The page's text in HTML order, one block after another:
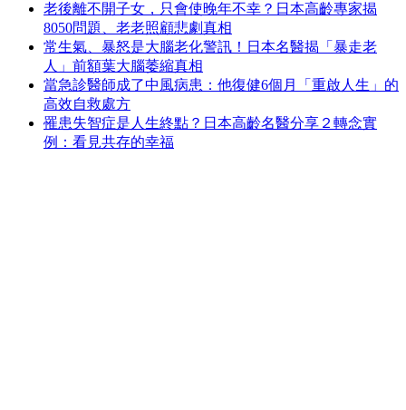
老後離不開子女，只會使晚年不幸？日本高齡專家揭
8050問題、老老照顧悲劇真相
常生氣、暴怒是大腦老化警訊！日本名醫揭「暴走老
人」前額葉大腦萎縮真相
當急診醫師成了中風病患：他復健6個月「重啟人生」的
高效自救處方
罹患失智症是人生終點？日本高齡名醫分享２轉念實
例：看見共存的幸福